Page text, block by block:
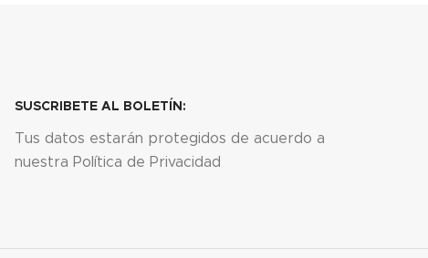
SUSCRIBETE AL BOLETÍN:
Tus datos estarán protegidos de acuerdo a
nuestra Política de Privacidad